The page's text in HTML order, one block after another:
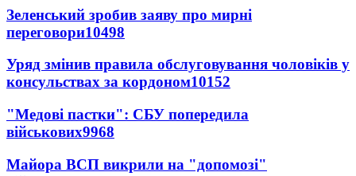
Зеленський зробив заяву про мирні
переговори10498
Уряд змінив правила обслуговування чоловіків у
консульствах за кордоном10152
"Медові пастки": СБУ попередила
військових9968
Майора ВСП викрили на "допомозі"